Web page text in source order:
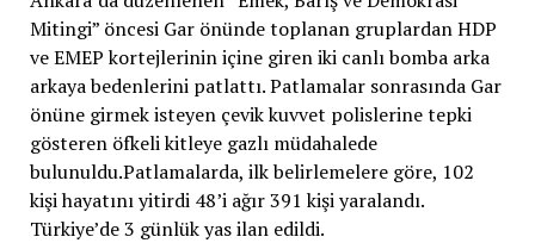
Mitingi” öncesi Gar önünde toplanan gruplardan HDP
ve EMEP kortejlerinin içine giren iki canlı bomba arka
arkaya bedenlerini patlattı. Patlamalar sonrasında Gar
önüne girmek isteyen çevik kuvvet polislerine tepki
gösteren öfkeli kitleye gazlı müdahalede
bulunuldu.Patlamalarda, ilk belirlemelere göre, 102
kişi hayatını yitirdi 48’i ağır 391 kişi yaralandı.
Türkiye’de 3 günlük yas ilan edildi.